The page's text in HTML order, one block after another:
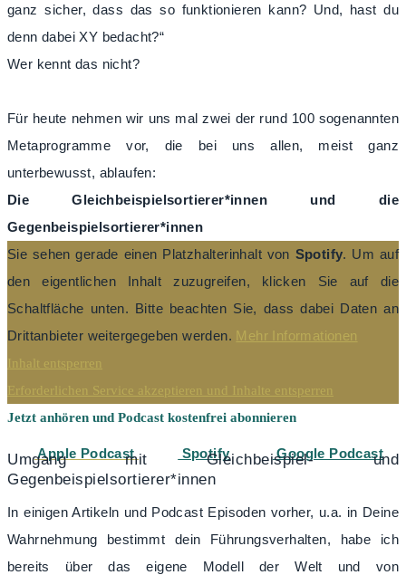
ganz sicher, dass das so funktionieren kann? Und, hast du
denn dabei XY bedacht?“
Wer kennt das nicht?
Für heute nehmen wir uns mal zwei der rund 100 sogenannten
Metaprogramme vor, die bei uns allen, meist ganz
unterbewusst, ablaufen:
Die Gleichbeispielsortierer*innen und die
Gegenbeispielsortierer*innen
Sie sehen gerade einen Platzhalterinhalt von Spotify. Um auf
den eigentlichen Inhalt zuzugreifen, klicken Sie auf die
Schaltfläche unten. Bitte beachten Sie, dass dabei Daten an
Drittanbieter weitergegeben werden. Mehr Informationen
Inhalt entsperren
Erforderlichen Service akzeptieren und Inhalte entsperren
Jetzt anhören und Podcast kostenfrei abonnieren
Apple Podcast Spotify Google Podcast
Umgang mit Gleichbeispiel- und
Gegenbeispielsortierer*innen
In einigen Artikeln und Podcast Episoden vorher, u.a. in Deine
Wahrnehmung bestimmt dein Führungsverhalten, habe ich
bereits über das eigene Modell der Welt und von